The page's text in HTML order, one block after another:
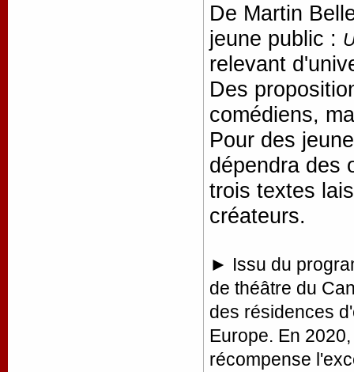
De Martin
jeune public :
relevant
Des
comédiens,
Pour des
dépendra des
trois textes
créateurs.
► Issu du
de théâtre du
des résidences
Europe. En
récompense